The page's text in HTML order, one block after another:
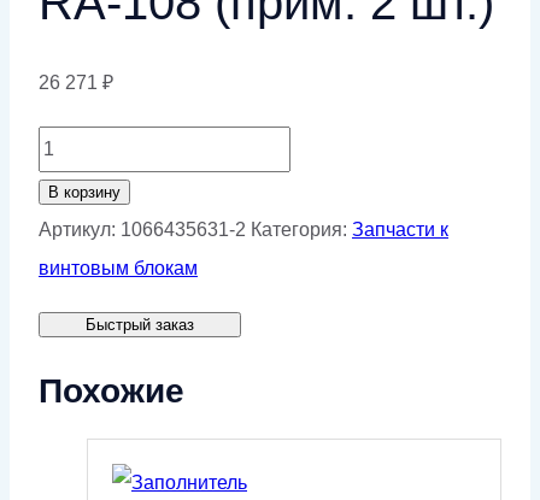
26 271 ₽
Количество
товара
Подшипник
конический
для
RA-
В корзину
Артикул: 1066435631-2 Категория: Запчасти к
винтовым блокам
Быстрый заказ
Похожие